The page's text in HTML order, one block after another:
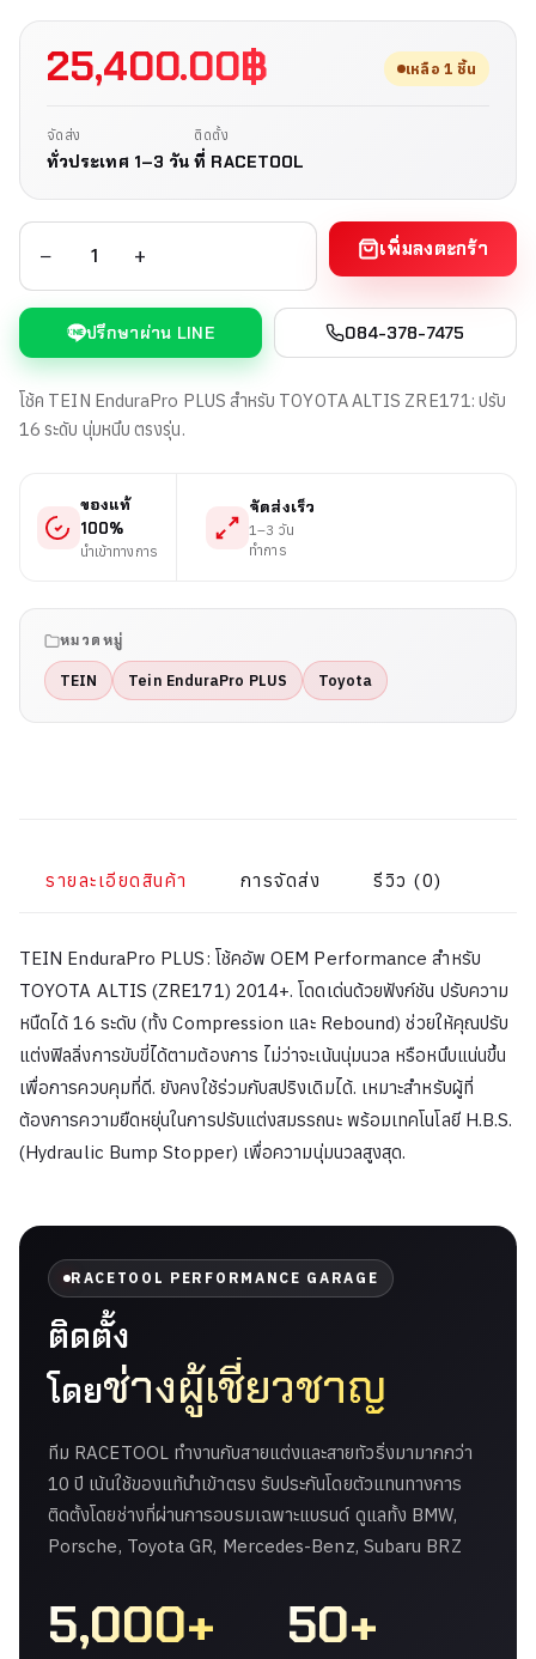
25,400.00฿ เหลือ 1 ชิ้น
จัดส่ง
ทั่วประเทศ 1–3 วัน
ติดตั้ง
ที่ RACETOOL
− + เพิ่มลงตะกร้า
ปรึกษาผ่าน LINE 084-378-7475
โช้ค TEIN EnduraPro PLUS สำหรับ TOYOTA ALTIS ZRE171: ปรับ
16 ระดับ นุ่มหนึบ ตรงรุ่น.
ของแท้
100%
นำเข้าทางการ
จัดส่งเร็ว
1–3 วัน
ทำการ
หมวดหมู่
TEIN Tein EnduraPro PLUS Toyota
รายละเอียดสินค้า การจัดส่ง รีวิว (0)
TEIN EnduraPro PLUS: โช้คอัพ OEM Performance สำหรับ
TOYOTA ALTIS (ZRE171) 2014+. โดดเด่นด้วยฟังก์ชัน ปรับความ
หนืดได้ 16 ระดับ (ทั้ง Compression และ Rebound) ช่วยให้คุณปรับ
แต่งฟิลลิ่งการขับขี่ได้ตามต้องการ ไม่ว่าจะเน้นนุ่มนวล หรือหนึบแน่นขึ้น
เพื่อการควบคุมที่ดี. ยังคงใช้ร่วมกับสปริงเดิมได้. เหมาะสำหรับผู้ที่
ต้องการความยืดหยุ่นในการปรับแต่งสมรรถนะ พร้อมเทคโนโลยี H.B.S.
(Hydraulic Bump Stopper) เพื่อความนุ่มนวลสูงสุด.
RACETOOL PERFORMANCE GARAGE
ติดตั้ง
โดยช่างผู้เชี่ยวชาญ
ทีม RACETOOL ทำงานกับสายแต่งและสายทัวริ่งมามากกว่า
10 ปี เน้นใช้ของแท้นำเข้าตรง รับประกันโดยตัวแทนทางการ
ติดตั้งโดยช่างที่ผ่านการอบรมเฉพาะแบรนด์ ดูแลทั้ง BMW,
Porsche, Toyota GR, Mercedes-Benz, Subaru BRZ
5,000+ 50+